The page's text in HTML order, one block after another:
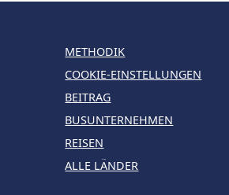
METHODIK
COOKIE-EINSTELLUNGEN
BEITRAG
BUSUNTERNEHMEN
REISEN
ALLE LÄNDER